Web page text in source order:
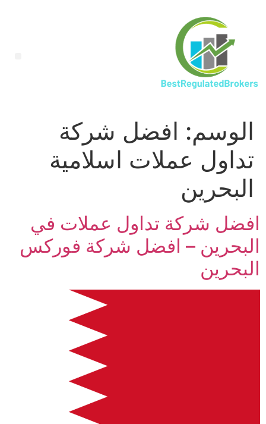
الوسم: افضل شركة
تداول عملات اسلامية
البحرين
افضل شركة تداول عملات في
البحرين – افضل شركة فوركس
البحرين